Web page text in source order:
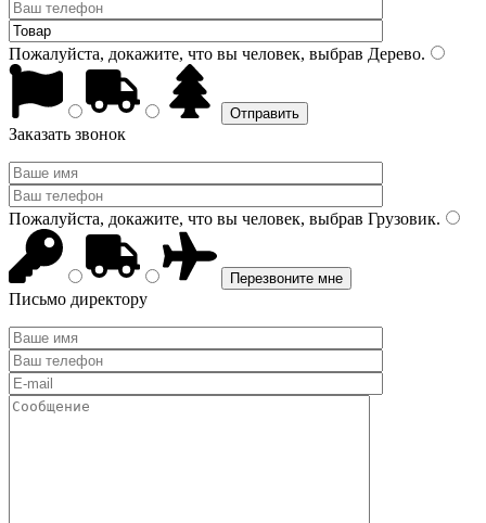
Пожалуйста, докажите, что вы человек, выбрав Дерево.
Заказать звонок
Пожалуйста, докажите, что вы человек, выбрав Грузовик.
Письмо директору